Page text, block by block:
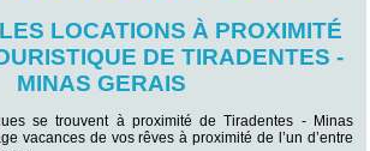
LOCATIONS À PROXIMITÉ
DE TIRADENTES -
MINAS GERAIS
se trouvent à proximité de Tiradentes - Minas
vacances de vos rêves à proximité de l’un d’entre